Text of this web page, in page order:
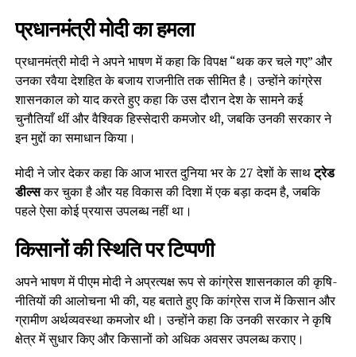
प्रधानमंत्री मोदी का हमला
प्रधानमंत्री मोदी ने अपने भाषण में कहा कि विपक्ष “थक कर चले गए” और
उनका रवैया देशहित के बजाय राजनीति तक सीमित है। उन्होंने कांग्रेस
शासनकाल को याद करते हुए कहा कि उस दौरान देश के सामने कई
चुनौतियाँ थीं और वैश्विक हिस्सेदारी कमजोर थी, जबकि उनकी सरकार ने
इन मुद्दों का समाधान किया।
मोदी ने जोर देकर कहा कि आज भारत दुनिया भर के 27 देशों के साथट्रेड
डील्सकर चुका है और यह विकास की दिशा में एक बड़ा कदम है, जबकि
पहले ऐसा कोई प्रयास उपलब्ध नहीं था।
किसानों की स्थिति पर टिप्पणी
अपने भाषण में पीएम मोदी ने अप्रत्यक्ष रूप से कांग्रेस शासनकाल की कृषि-
नीतियों की आलोचना भी की, यह बताते हुए कि कांग्रेस राज में किसान और
ग्रामीण अर्थव्यवस्था कमजोर थी। उन्होंने कहा कि उनकी सरकार ने कृषि
क्षेत्र में सुधार किए और किसानों को अधिक अवसर उपलब्ध कराए।